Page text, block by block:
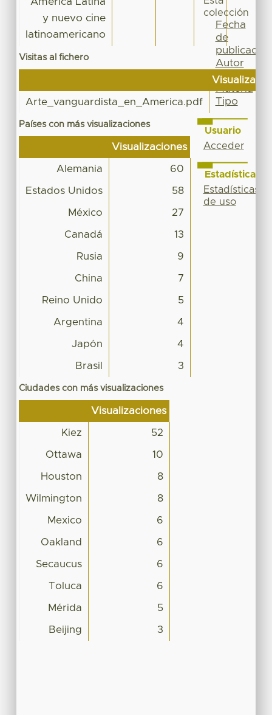
y nuevo cine
latinoamericano
Visitas al fichero
Arte_vanguardista_en_America.pdf
Países con más visualizaciones
Visualizaciones
Alemania 60
Estados Unidos 58
México 27
Canadá 13
Rusia 9
China 7
Reino Unido 5
Argentina 4
Japón 4
Brasil 3
Ciudades con más visualizaciones
Visualizaciones
Kiez 52
Ottawa 10
Houston 8
Wilmington 8
Mexico 6
Oakland 6
Secaucus 6
Toluca 6
Mérida 5
Beijing 3
colección
Fecha
de
publicación
Autor
Título
Materia
Tipo
Usuario
Acceder
Estadísticas
Estadísticas
de uso